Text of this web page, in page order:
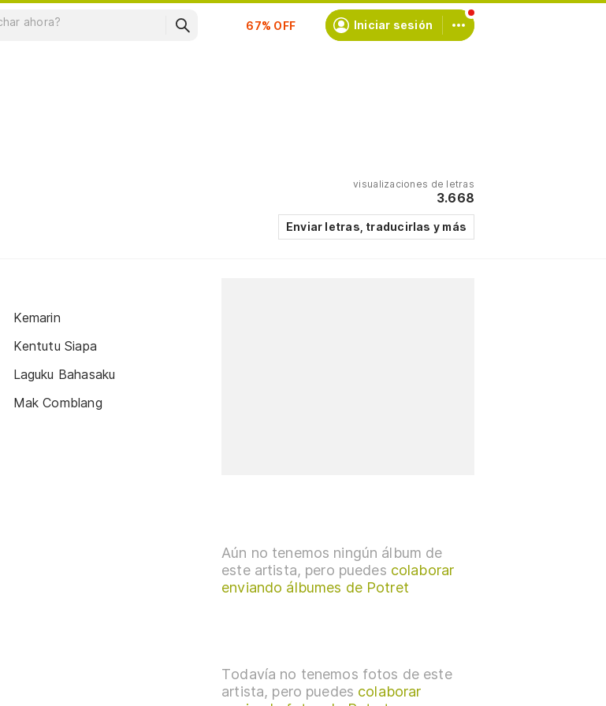
Suscríbete Iniciar sesión
visualizaciones de letras
3.668
Enviar letras, traducirlas y más
Kemarin
Kentutu Siapa
Laguku Bahasaku
Mak Comblang
Aún no tenemos ningún álbum de
este artista, pero puedes colaborar
enviando álbumes de Potret
Todavía no tenemos fotos de este
artista, pero puedes colaborar